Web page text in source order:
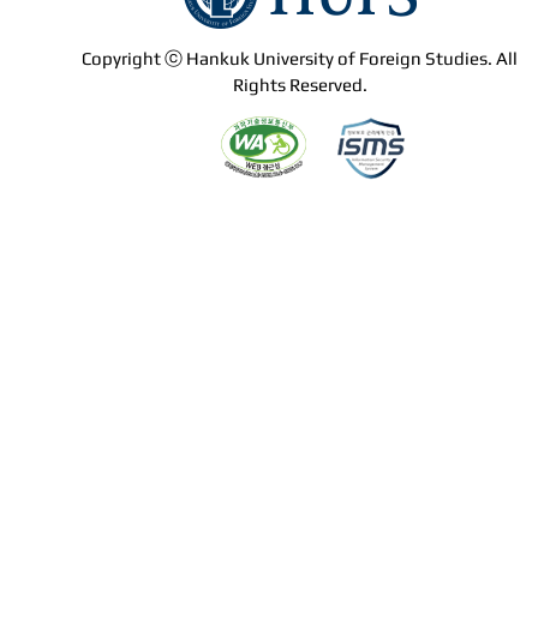
Copyright ⓒ Hankuk University of Foreign Studies. All
Rights Reserved.